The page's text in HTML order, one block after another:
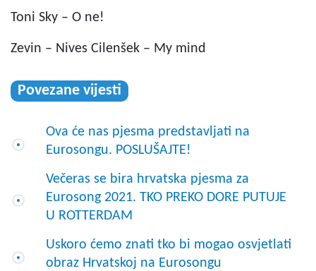
Toni Sky – O ne!
Zevin – Nives Cilenšek – My mind
Povezane vijesti
Ova će nas pjesma predstavljati na
Eurosongu. POSLUŠAJTE!
Večeras se bira hrvatska pjesma za
Eurosong 2021. TKO PREKO DORE PUTUJE
U ROTTERDAM
Uskoro ćemo znati tko bi mogao osvjetlati
obraz Hrvatskoj na Eurosongu